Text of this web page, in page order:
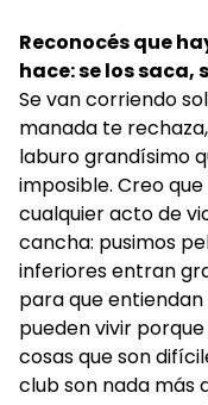
Reconocés que
hace: se los saca,
Se van corriendo
manada te
laburo grandísimo
imposible. Creo
cualquier acto de
cancha: pusimos
inferiores entran
para que entiendan
pueden vivir
cosas que son
club son nada más